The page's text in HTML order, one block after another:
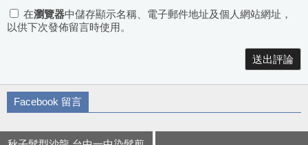
在瀏覽器中儲存顯示名稱、電子郵件地址及個人網站網址，
以供下次發佈留言時使用。
Facebook 留言